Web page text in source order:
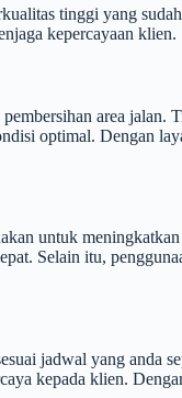
tinggi yang
kepercayaan klien.
area jalan.
optimal. Dengan
untuk
Selain itu,
jadwal yang anda
kepada klien.